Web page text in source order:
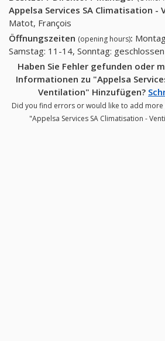
Appelsa Services SA Climatisation -
Matot, François
Öffnungszeiten (opening hours):
Samstag: 11-14, Sonntag: geschlossen
Haben Sie Fehler gefunden oder
Informationen zu "Appelsa
Ventilation" Hinzufügen?
Did you find errors or would like to add
"Appelsa Services SA Climatisation -